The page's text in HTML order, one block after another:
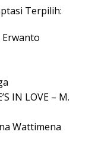
Terpilih:
Erwanto
IN LOVE – M.
Wattimena